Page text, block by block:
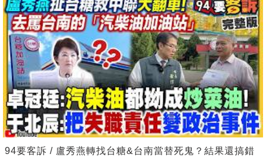
94要客訴 / 盧秀燕轉找台糖&台南當替死鬼？結果還搞錯